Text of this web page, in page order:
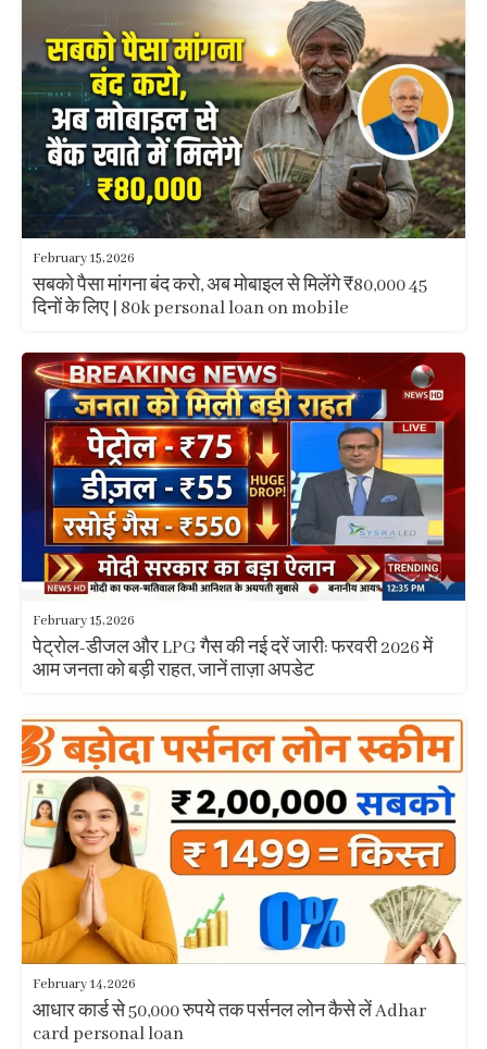
February 15, 2026
सबको पैसा मांगना बंद करो, अब मोबाइल से मिलेंगे ₹80,000 45
दिनों के लिए | 80k personal loan on mobile
February 15, 2026
पेट्रोल-डीजल और LPG गैस की नई दरें जारी: फरवरी 2026 में
आम जनता को बड़ी राहत, जानें ताज़ा अपडेट
February 14, 2026
आधार कार्ड से 50,000 रुपये तक पर्सनल लोन कैसे लें Adhar
card personal loan